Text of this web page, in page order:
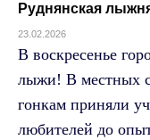
Руднянская
23.02.2026
В воскресенье
лыжи! В местных
гонкам приняли
любителей до